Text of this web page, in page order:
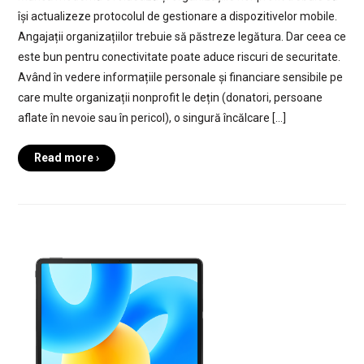
își actualizeze protocolul de gestionare a dispozitivelor mobile.
Angajații organizațiilor trebuie să păstreze legătura. Dar ceea ce
este bun pentru conectivitate poate aduce riscuri de securitate.
Având în vedere informațiile personale și financiare sensibile pe
care multe organizații nonprofit le dețin (donatori, persoane
aflate în nevoie sau în pericol), o singură încălcare […]
Read more ›